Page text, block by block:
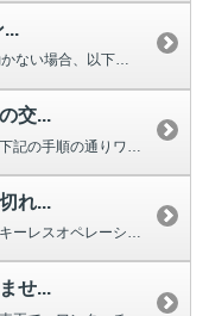
セレクターレバーが[P]（パーキング）から動かない場合、以下を確認してくだ...
交...
ウィンドウの拭き取り具合が悪くなった時は下記の手順の通りワイパーの交換をし...
れ...
ドアスイッチを押しても解錠しないときや、キーレスオペレーションキーのボタン...
せ...